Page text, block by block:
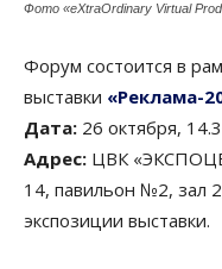
Фото «eXtraOrdinary Virtual
Форум состоится в
выставки «Реклама-
Дата: 26 октября,
Адрес: ЦВК
14, павильон №2, зал
экспозиции выставки.